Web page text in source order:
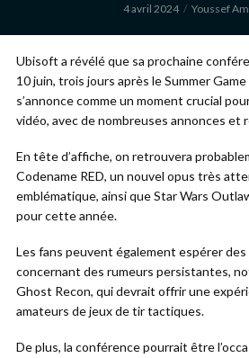
4 avril 2024 Youssef
Ubisoft a révélé que sa prochaine
10 juin, trois jours après le Summer
s’annonce comme un moment crucial
vidéo, avec de nombreuses annonces
En tête d’affiche, on retrouvera
Codename RED, un nouvel opus très
emblématique, ainsi que Star Wars
pour cette année.
Les fans peuvent également espérer
concernant des rumeurs persistantes,
Ghost Recon, qui devrait offrir une
amateurs de jeux de tir tactiques.
De plus, la conférence pourrait être